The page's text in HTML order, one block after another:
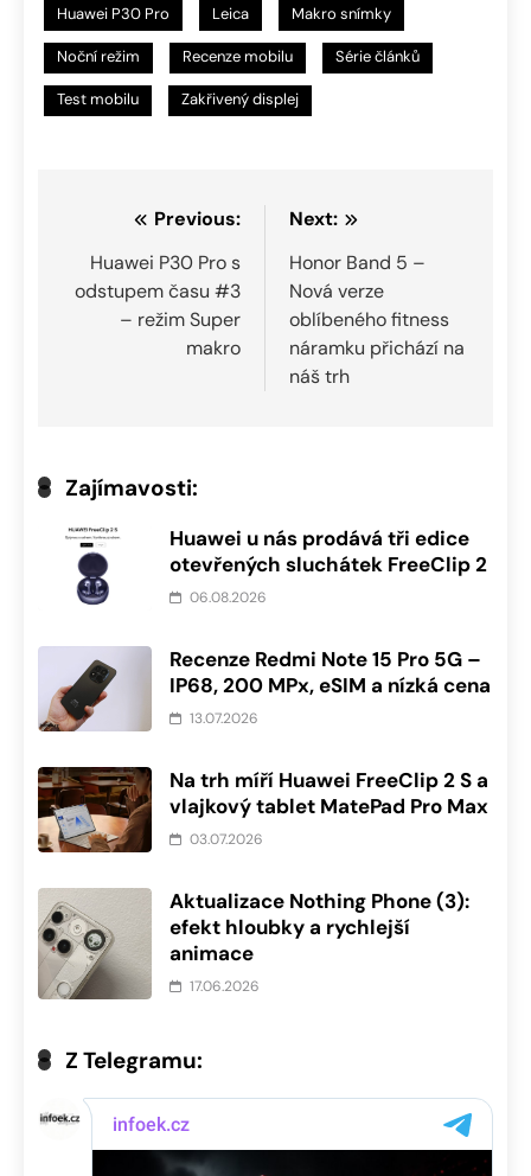
Huawei P30 Pro Leica Makro snímky
Noční režim Recenze mobilu Série článků
Test mobilu Zakřivený displej
Navigace
pro
příspěvek
Previous:
Huawei P30 Pro s
odstupem času #3
– režim Super
makro
Next:
Honor Band 5 –
Nová verze
oblíbeného fitness
náramku přichází na
náš trh
Zajímavosti:
Huawei u nás prodává tři edice
otevřených sluchátek FreeClip 2
06.08.2026
Recenze Redmi Note 15 Pro 5G –
IP68, 200 MPx, eSIM a nízká cena
13.07.2026
Na trh míří Huawei FreeClip 2 S a
vlajkový tablet MatePad Pro Max
03.07.2026
Aktualizace Nothing Phone (3):
efekt hloubky a rychlejší
animace
17.06.2026
Z Telegramu: